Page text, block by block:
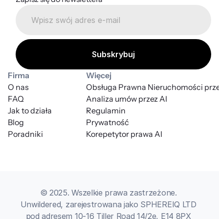
Firma
O nas
FAQ
Jak to działa
Blog
Poradniki
Więcej
Regulamin
Analiza umów przez AI
Korepetytor prawa AI
Prywatność
Obsługa Prawna Nieruchomości
© 2025. Wszelkie prawa zastrzeżone.
Unwildered, zarejestrowana jako SPHEREIQ LTD
pod adresem 10-16 Tiller Road 14/2e, E14 8PX